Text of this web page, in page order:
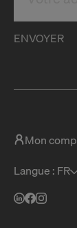
ENVOYER
Mon
Langue : FR